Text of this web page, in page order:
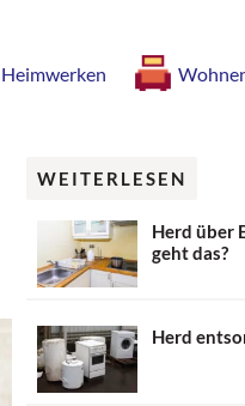
Heimwerken
WEITERLESEN
Herd über
geht das?
Herd